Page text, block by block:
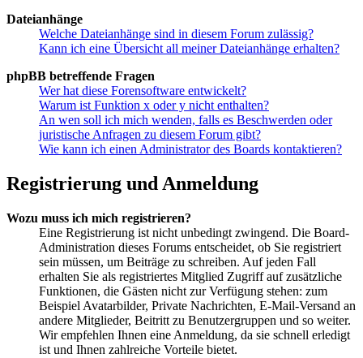
Dateianhänge
Welche Dateianhänge sind in diesem Forum zulässig?
Kann ich eine Übersicht all meiner Dateianhänge erhalten?
phpBB betreffende Fragen
Wer hat diese Forensoftware entwickelt?
Warum ist Funktion x oder y nicht enthalten?
An wen soll ich mich wenden, falls es Beschwerden oder
juristische Anfragen zu diesem Forum gibt?
Wie kann ich einen Administrator des Boards kontaktieren?
Registrierung und Anmeldung
Wozu muss ich mich registrieren?
Eine Registrierung ist nicht unbedingt zwingend. Die Board-
Administration dieses Forums entscheidet, ob Sie registriert
sein müssen, um Beiträge zu schreiben. Auf jeden Fall
erhalten Sie als registriertes Mitglied Zugriff auf zusätzliche
Funktionen, die Gästen nicht zur Verfügung stehen: zum
Beispiel Avatarbilder, Private Nachrichten, E-Mail-Versand an
andere Mitglieder, Beitritt zu Benutzergruppen und so weiter.
Wir empfehlen Ihnen eine Anmeldung, da sie schnell erledigt
ist und Ihnen zahlreiche Vorteile bietet.